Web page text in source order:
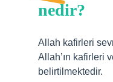
nedir?
Allah kafirleri
Allah’ın kafirleri
belirtilmektedir.